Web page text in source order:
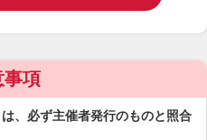
事項
、必ず主催者発行のものと照合